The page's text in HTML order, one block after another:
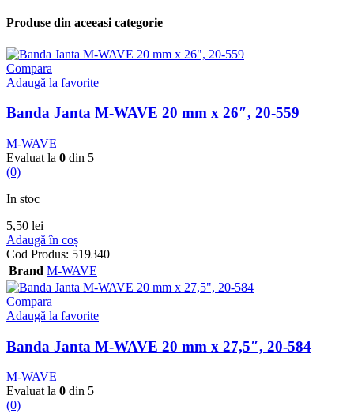
Produse din aceeasi categorie
Compara
Adaugă la favorite
Banda Janta M-WAVE 20 mm x 26″, 20-559
M-WAVE
Evaluat la 0 din 5
(0)
In stoc
5,50 lei
Adaugă în coș
Cod Produs: 519340
Brand M-WAVE
Compara
Adaugă la favorite
Banda Janta M-WAVE 20 mm x 27,5″, 20-584
M-WAVE
Evaluat la 0 din 5
(0)